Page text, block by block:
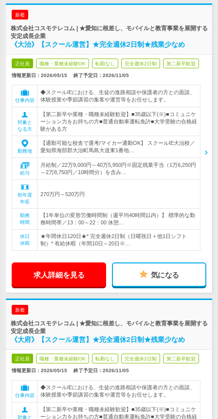
新着
株式会社コスモテレコム | ★愛知に根差し、モバイルと教育事業を展開する
安定成長企業
《大治》【スクール運営】★完全週休2日制★残業少なめ
正社員 職種・業種未経験OK 転勤なし 完全週休2日制 第二新卒歓迎
情報更新日：2026/05/15 終了予定日： 2026/11/05
仕事内容
◆スクールIEにおける、生徒の進路相談や保護者の方との面談、
体験授業や季節講習の集客や運営等をお任せします。
対象と
なる方
【第二新卒や業種・職種未経験歓迎】■35歳以下(※)■コミュニケ
ーション力をお持ちの方■普通自動車運転免許■大学受験の合格経
験がある方
勤務地
【通勤可能な校舎で選考/マイカー通勤OK】 スクールIE大治校／
愛知県海部郡大治町馬島大道東1番地…
給与
月給制／22万9,000円～40万5,950円※固定残業手当（1万6,250円
～2万8,750円／10時間分）を含み…
初年度
年収
270万円～520万円
勤務
時間
【1年単位の変形労働時間制（週平均40時間以内）】 標準的な勤
務時間帯／13：00～22：00 休憩…
休日
休暇
★年間休日120日★* 完全週休2日制（日曜祝日＋他1日シフト
制）* 有給休暇（年間10日～20日※…
求人詳細を見る 気になる
新着
株式会社コスモテレコム | ★愛知に根差し、モバイルと教育事業を展開する
安定成長企業
《大府》【スクール運営】★完全週休2日制★残業少なめ
正社員 職種・業種未経験OK 転勤なし 完全週休2日制 第二新卒歓迎
情報更新日：2026/05/15 終了予定日： 2026/11/05
仕事内容
◆スクールIEにおける、生徒の進路相談や保護者の方との面談、
体験授業や季節講習の集客や運営等をお任せします。
対象と
【第二新卒や業種・職種未経験歓迎】■35歳以下(※)■コミュニケ
ーション力をお持ちの方■普通自動車運転免許■大学受験の合格経